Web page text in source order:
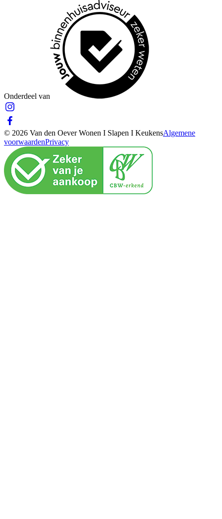
Onderdeel van
© 2026 Van den Oever Wonen I Slapen I KeukensAlgemene
voorwaardenPrivacy